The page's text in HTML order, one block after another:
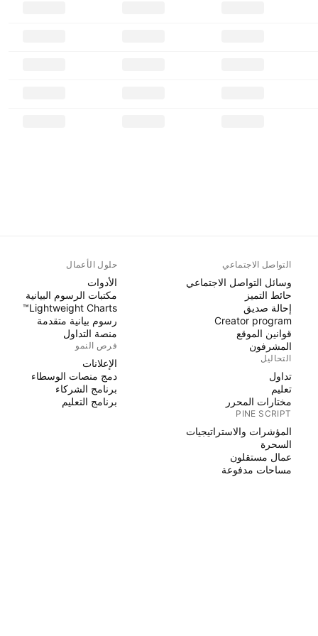
التواصل الاجتماعي
وسائل التواصل الاجتماعي
حائط التميز
إحالة صديق
Creator program
قوانين الموقع
المشرفون
التحاليل
تداول
تعليم
مختارات المحرر
PINE SCRIPT
المؤشرات والاستراتيجيات
السحرة
عمال مستقلون
مساحات مدفوعة
حلول الأعمال
الأدوات
مكتبات الرسوم البيانية
Lightweight Charts™
رسوم بيانية متقدمة
منصة التداول
فرص النمو
الإعلانات
دمج منصات الوسطاء
برنامج الشركاء
برنامج التعليم